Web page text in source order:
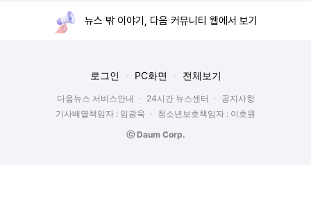
뉴스 밖 이야기, 다음 커뮤니티 웹에서 보기
로그인 PC화면 전체보기
다음뉴스 서비스안내 24시간 뉴스센터
공지사항
기사배열책임자 : 임광욱
청소년보호책임자 : 이호원
ⓒ Daum Corp.